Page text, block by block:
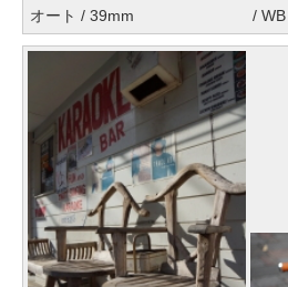
オート / 39mm
/